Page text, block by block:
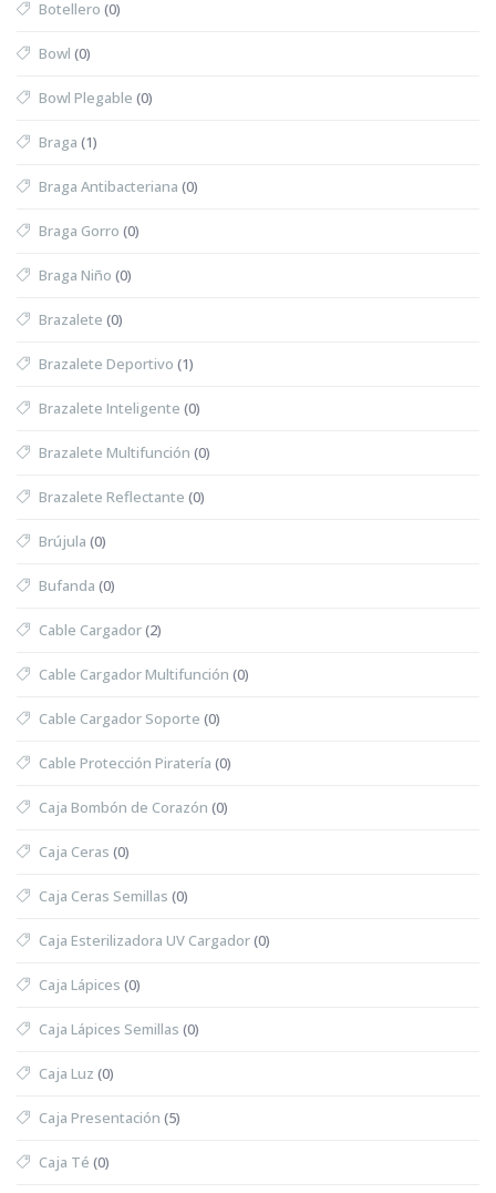
Botellero (0)
Bowl (0)
Bowl Plegable (0)
Braga (1)
Braga Antibacteriana (0)
Braga Gorro (0)
Braga Niño (0)
Brazalete (0)
Brazalete Deportivo (1)
Brazalete Inteligente (0)
Brazalete Multifunción (0)
Brazalete Reflectante (0)
Brújula (0)
Bufanda (0)
Cable Cargador(2)
Cable Cargador Multifunción (0)
Cable Cargador Soporte (0)
Cable Protección Piratería (0)
Caja Bombón de Corazón (0)
Caja Ceras (0)
Caja Ceras Semillas (0)
Caja Esterilizadora UV Cargador(0)
Caja Lápices (0)
Caja Lápices Semillas (0)
Caja Luz (0)
Caja Presentación (5)
Caja Té (0)